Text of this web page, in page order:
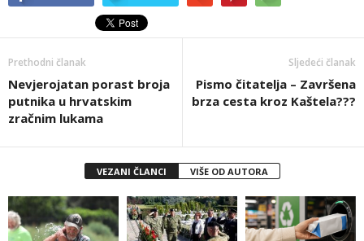
Prethodni članak
Nevjerojatan porast broja
putnika u hrvatskim
zračnim lukama
Sljedeći članak
Pismo čitatelja – Završena
brza cesta kroz Kaštela???
VEZANI ČLANCI VIŠE OD AUTORA